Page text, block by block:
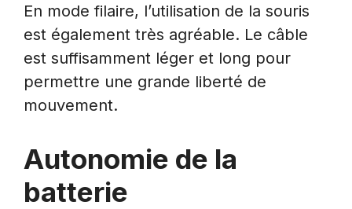
En mode filaire, l’utilisation de la souris
est également très agréable. Le câble
est suffisamment léger et long pour
permettre une grande liberté de
mouvement.
Autonomie de la
batterie